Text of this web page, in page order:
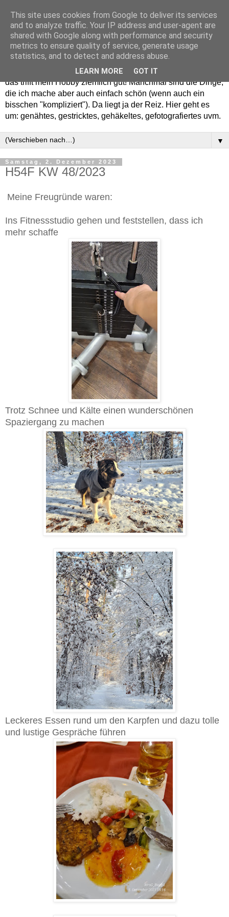
Willkommen in meinem "Wohnzimmer". Einfach und schön -
das trifft mein Hobby ziemlich gut! Manchmal sind die Dinge,
die ich mache aber auch einfach schön (wenn auch ein
bisschen "kompliziert"). Da liegt ja der Reiz. Hier geht es
um: genähtes, gestricktes, gehäkeltes, gefotografiertes uvm.
▼
Samstag, 2. Dezember 2023
H54F KW 48/2023
Meine Freugründe waren:
Ins Fitnessstudio gehen und feststellen, dass ich
mehr schaffe
Trotz Schnee und Kälte einen wunderschönen
Spaziergang zu machen
Leckeres Essen rund um den Karpfen und dazu tolle
und lustige Gespräche führen
This site uses cookies from Google to deliver its services
and to analyze traffic. Your IP address and user-agent are
shared with Google along with performance and security
metrics to ensure quality of service, generate usage
statistics, and to detect and address abuse.
LEARN MORE GOT IT